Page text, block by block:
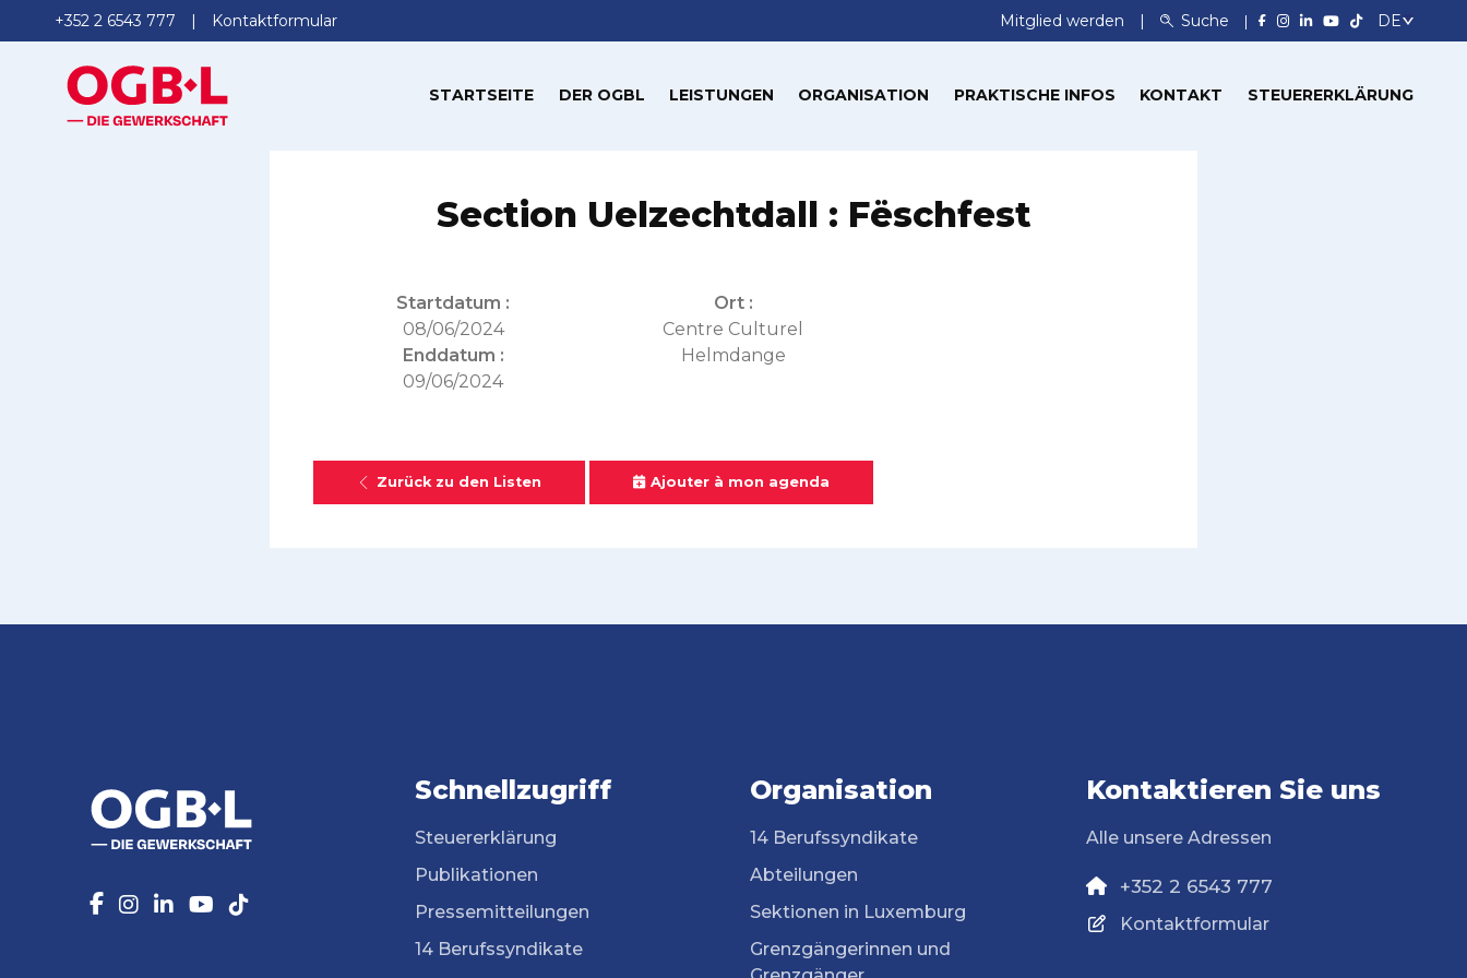
+352 2 6543 777 Kontaktformular Mitglied werden Suche
STARTSEITE DER OGBL LEISTUNGEN ORGANISATION PRAKTISCHE INFOS KONTAKT STEUERERKLÄRUNG
Section Uelzechtdall : Fëschfest
Startdatum :
08/06/2024
Enddatum :
09/06/2024
Ort :
Centre Culturel
Helmdange
Zurück zu den Listen Ajouter à mon agenda
Schnellzugriff
Steuererklärung
Publikationen
Pressemitteilungen
14 Berufssyndikate
Organisation
14 Berufssyndikate
Abteilungen
Sektionen in Luxemburg
Grenzgängerinnen und
Kontaktieren Sie uns
Alle unsere Adressen
+352 2 6543 777
Kontaktformular